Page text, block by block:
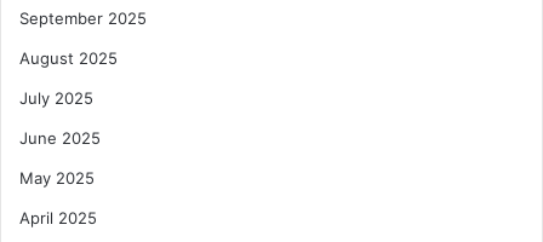
September 2025
August 2025
July 2025
June 2025
May 2025
April 2025